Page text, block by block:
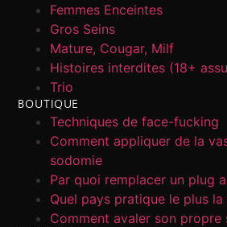
Femmes Enceintes
Gros Seins
Mature, Cougar, Milf
Histoires interdites (18+
Trio
BOUTIQUE
Techniques de face-fucking
Comment appliquer de la
sodomie
Par quoi remplacer un plug
Quel pays pratique le plus
Comment avaler son propre